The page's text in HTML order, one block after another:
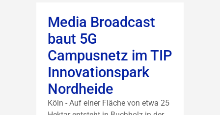
Media Broadcast
baut 5G
Campusnetz im TIP
Innovationspark
Nordheide
Köln - Auf einer Fläche von etwa 25